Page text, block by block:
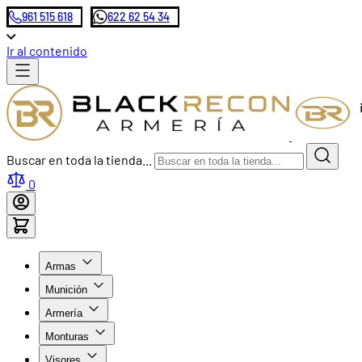
961 515 618 622 62 54 34
Ir al contenido
Buscar en toda la tienda...
0
Armas
Munición
Armería
Monturas